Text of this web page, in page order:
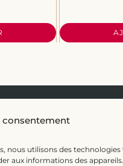
consentement
nous utilisons des technologies
aux informations des
de zones desservies